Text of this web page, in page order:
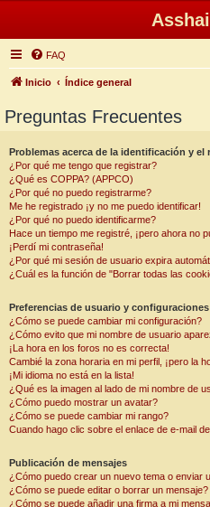
FAQ
Inicio Índice general
Preguntas Frecuentes
Problemas acerca de la identificación y el
¿Por qué me tengo que registrar?
¿Qué es COPPA? (APPCO)
¿Por qué no puedo registrarme?
Me he registrado ¡y no me puedo identificar!
¿Por qué no puedo identificarme?
Hace un tiempo me registré, ¡pero ahora no
¡Perdí mi contraseña!
¿Por qué mi sesión de usuario expira
¿Cuál es la función de "Borrar todas las
Preferencias de usuario y configuraciones
¿Cómo se puede cambiar mi configuración?
¿Cómo evito que mi nombre de usuario
¡La hora en los foros no es correcta!
Cambié la zona horaria en mi perfil, ¡pero la
¡Mi idioma no está en la lista!
¿Qué es la imagen al lado de mi nombre de
¿Cómo puedo mostrar un avatar?
¿Cómo se puede cambiar mi rango?
Cuando hago clic sobre el enlace de e-mail
Publicación de mensajes
¿Cómo puedo crear un nuevo tema o enviar
¿Cómo se puede editar o borrar un mensaje?
¿Cómo se puede añadir una firma a mi